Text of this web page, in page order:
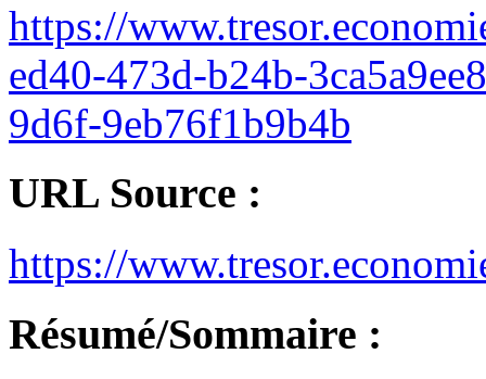
https://
ed40-473d-b24b-
9d6f-9eb76f1b9b4b
URL Source :
https://
Résumé/Sommaire :